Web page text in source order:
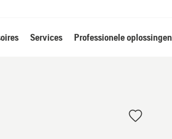
Services Professionele oplossingen